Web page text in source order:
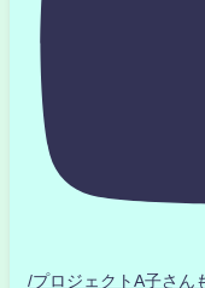
/プロジェクトA子さ